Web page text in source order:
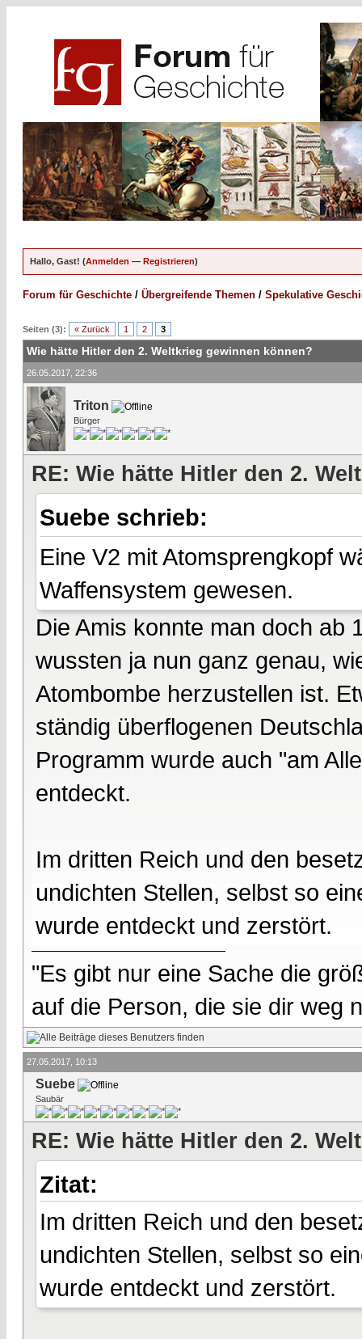
Hallo, Gast! (Anmelden — Registrieren)
Forum für Geschichte / Übergreifende Themen / Spekulative
Seiten (3): « Zurück 1 2 3
Wie hätte Hitler den 2. Weltkrieg gewinnen können?
26.05.2017, 22:36
Triton
Bürger
RE: Wie hätte Hitler den 2.
Suebe schrieb:
Eine V2 mit Atomsprengkopf
Waffensystem gewesen.
Die Amis konnte man doch ab
wussten ja nun ganz genau,
Atombombe herzustellen ist.
ständig überflogenen
Programm wurde auch "am
entdeckt.
Im dritten Reich und den
undichten Stellen, selbst so
wurde entdeckt und zerstört.
"Es gibt nur eine Sache die
auf die Person, die sie dir weg
27.05.2017, 10:13
Suebe
Saubär
RE: Wie hätte Hitler den 2.
Zitat:
Im dritten Reich und den
undichten Stellen, selbst so
wurde entdeckt und zerstört.